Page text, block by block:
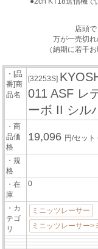
店頭
万が一売切れ
（納期に若干
・[品
番]商
品名
[32253S]
011 ASF レ
ーボ II シル
・商
品価
格
19,096 円/セット
・規
格
・在
庫
0
・カ
テゴ
リ
ミニッツレーサー
ミニッツレーサー>